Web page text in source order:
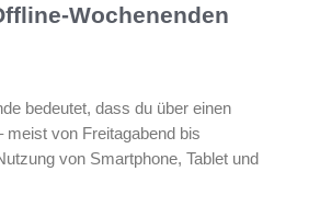
Wochenenden
bedeutet, dass du über einen
meist von Freitagabend bis
von Smartphone, Tablet und